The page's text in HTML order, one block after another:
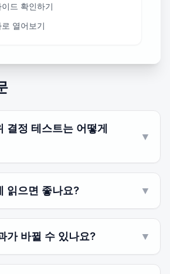
드 확인하기
열어보기
결정 테스트는 어떻게
▼
읽으면 좋나요? ▼
가 바뀔 수 있나요? ▼